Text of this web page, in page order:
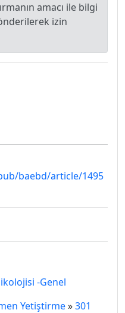
amacı ile bilgi
izin
baebd/article/1495
-Genel
Yetiştirme»301